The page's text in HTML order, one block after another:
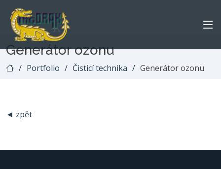
Generátor ozonu
Portfolio Čisticí technika Generátor ozonu
◄ zpět